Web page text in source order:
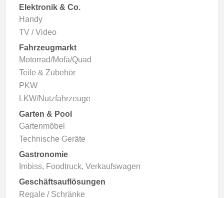
Elektronik & Co.
Handy
TV / Video
Fahrzeugmarkt
Motorrad/Mofa/Quad
Teile & Zubehör
PKW
LKW/Nutzfahrzeuge
Garten & Pool
Gartenmöbel
Technische Geräte
Gastronomie
Imbiss, Foodtruck, Verkaufswagen
Geschäftsauflösungen
Regale / Schränke